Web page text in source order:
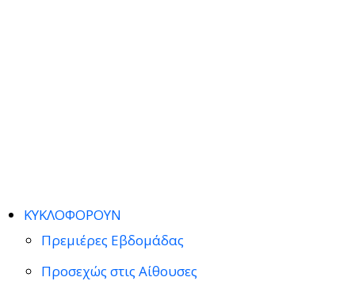
ΚΥΚΛΟΦΟΡΟΥΝ
Πρεμιέρες Εβδομάδας
Προσεχώς στις Αίθουσες